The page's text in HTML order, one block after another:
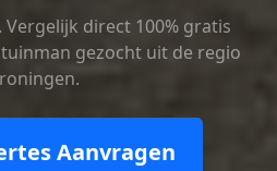
direct 100% gratis
gezocht uit de regio
Aanvragen